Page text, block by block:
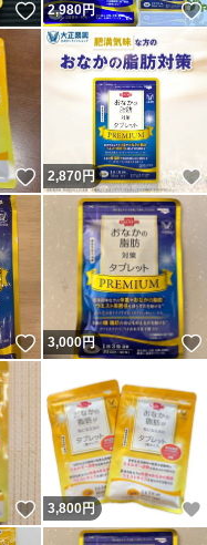
いいね！
2,980円
いいね！
2,870円
いいね！
3,000円
いいね！
3,800円